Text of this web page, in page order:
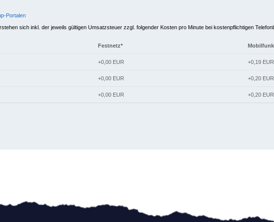
Portalen
sich inkl. der jeweils gültigen Umsatzsteuer zzgl. folgender Kosten pro Minute bei kostenpflichtigen
Festnetz*
+0,00 EUR +0,19 EUR
+0,00 EUR +0,20 EUR
+0,00 EUR +0,20 EUR